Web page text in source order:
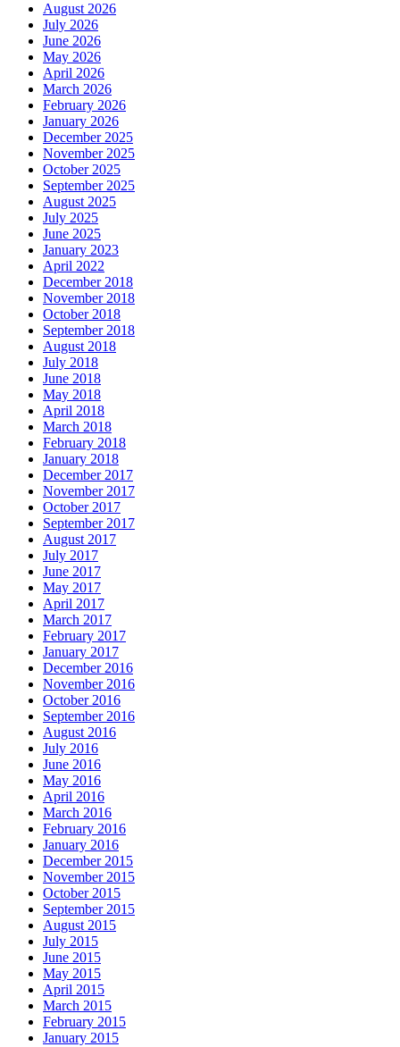
August 2026
July 2026
June 2026
May 2026
April 2026
March 2026
February 2026
January 2026
December 2025
November 2025
October 2025
September 2025
August 2025
July 2025
June 2025
January 2023
April 2022
December 2018
November 2018
October 2018
September 2018
August 2018
July 2018
June 2018
May 2018
April 2018
March 2018
February 2018
January 2018
December 2017
November 2017
October 2017
September 2017
August 2017
July 2017
June 2017
May 2017
April 2017
March 2017
February 2017
January 2017
December 2016
November 2016
October 2016
September 2016
August 2016
July 2016
June 2016
May 2016
April 2016
March 2016
February 2016
January 2016
December 2015
November 2015
October 2015
September 2015
August 2015
July 2015
June 2015
May 2015
April 2015
March 2015
February 2015
January 2015